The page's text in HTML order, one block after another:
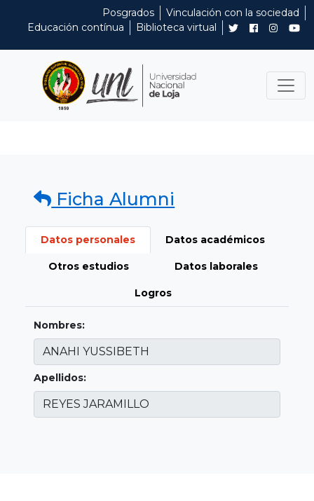
Posgrados
Vinculación con la sociedad
Educación contínua
Biblioteca virtual
Ficha Alumni
Datos personales Datos académicos
Otros estudios Datos laborales
Logros
Nombres:
Apellidos: